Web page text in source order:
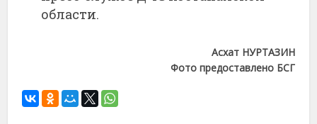
области.
Асхат НУРТАЗИН
Фото предоставлено БСГ